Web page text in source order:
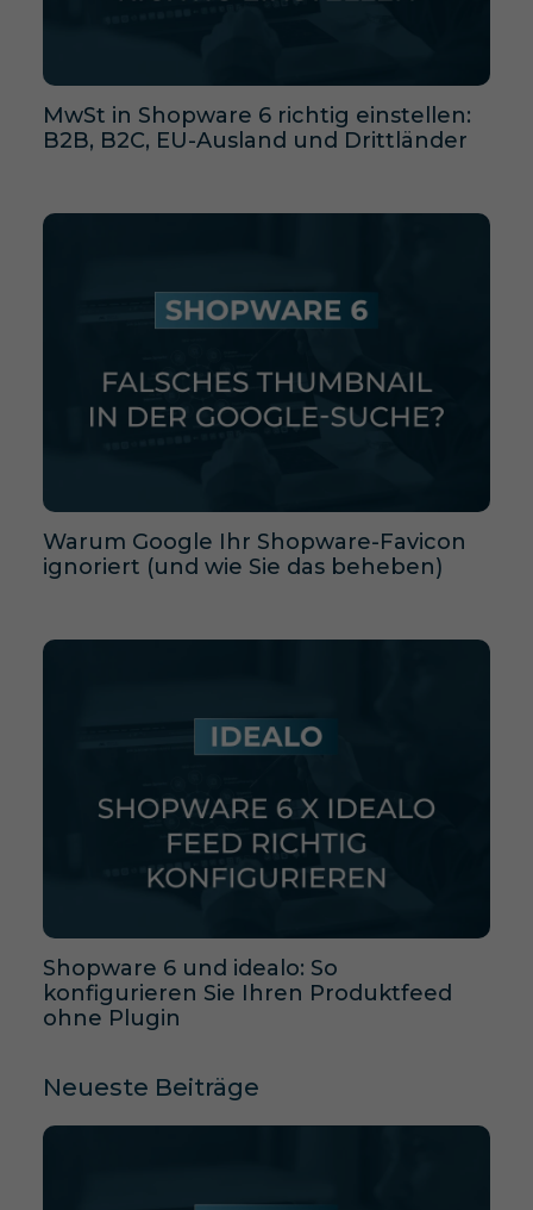
MwSt in Shopware 6 richtig einstellen:
B2B, B2C, EU-Ausland und Drittländer
Warum Google Ihr Shopware-Favicon
ignoriert (und wie Sie das beheben)
Shopware 6 und idealo: So
konfigurieren Sie Ihren Produktfeed
ohne Plugin
Neueste Beiträge